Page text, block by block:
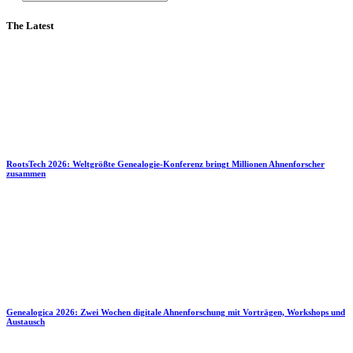
The Latest
RootsTech 2026: Weltgrößte Genealogie-Konferenz bringt Millionen Ahnenforscher
zusammen
Genealogica 2026: Zwei Wochen digitale Ahnenforschung mit Vorträgen, Workshops und
Austausch